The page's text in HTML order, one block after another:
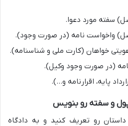
سفته مورد دعوا.
واخواست نامه (در صورت وجود).
خواهان (کارت ملی و شناسنامه).
(در صورت وجود وکیل).
پایه، اقرارنامه و…).
و سفته رو بنویس
رو تعریف کنید و به دادگاه